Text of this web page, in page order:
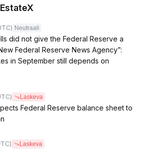
Neutraali
did not give the Federal Reserve a
Federal Reserve News Agency”:
in September still depends on
Laskeva
Federal Reserve balance sheet to
Laskeva